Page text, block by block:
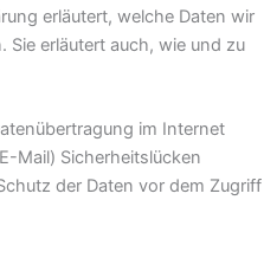
erläutert, welche Daten wir
erläutert auch, wie und zu
im Internet
Mail) Sicherheitslücken
der Daten vor dem Zugriff